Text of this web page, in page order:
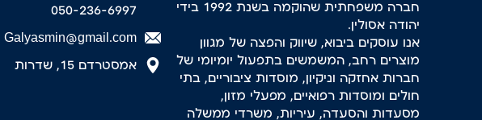
050-236-6997
Galyasmin@gmail.com
אמסטרדם 15, שדרות
חברה משפחתית שהוקמה בשנת 1992 בידי
יהודה אסולין.
אנו עוסקים ביבוא, שיווק והפצה של מגוון
מוצרים רחב, המשמשים בתפעול יומיומי של
חברות אחזקה וניקיון, מוסדות ציבוריים, בתי
חולים ומוסדות רפואיים, מפעלי מזון,
מסעדות והסעדה, עיריות, משרדי ממשלה